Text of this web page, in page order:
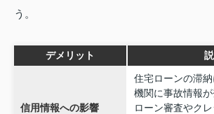
う。
デメリット
信用情報への影響
住宅ローンの滞
機関に事故情報
ローン審査やク